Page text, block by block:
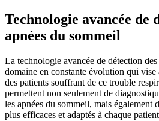
Technologie avancée de
apnées du sommeil
La technologie avancée de détection
domaine en constante évolution qui
des patients souffrant de ce trouble
permettent non seulement de
les apnées du sommeil, mais également
plus efficaces et adaptés à chaque